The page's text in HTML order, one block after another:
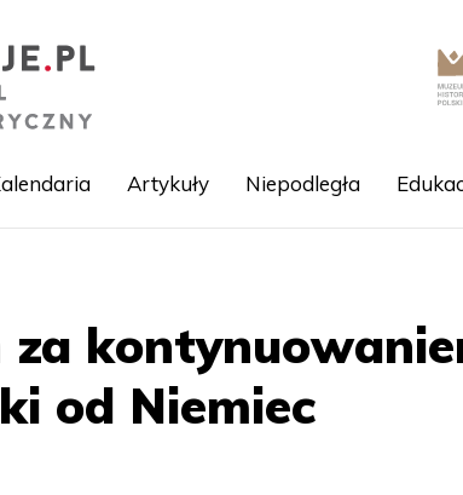
Artykuły Niepodległa
za
od Niemiec